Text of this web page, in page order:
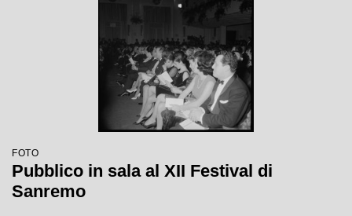
FOTO
Pubblico in sala al XII Festival di
Sanremo